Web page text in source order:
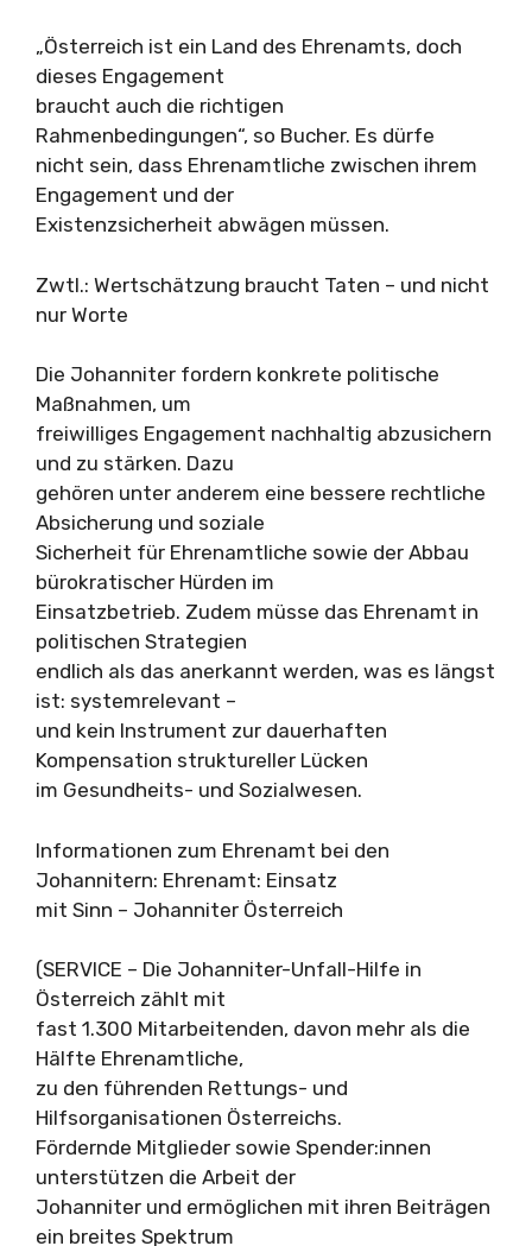
„Österreich ist ein Land des Ehrenamts, doch
dieses Engagement
braucht auch die richtigen
Rahmenbedingungen“, so Bucher. Es dürfe
nicht sein, dass Ehrenamtliche zwischen ihrem
Engagement und der
Existenzsicherheit abwägen müssen.
Zwtl.: Wertschätzung braucht Taten – und nicht
nur Worte
Die Johanniter fordern konkrete politische
Maßnahmen, um
freiwilliges Engagement nachhaltig abzusichern
und zu stärken. Dazu
gehören unter anderem eine bessere rechtliche
Absicherung und soziale
Sicherheit für Ehrenamtliche sowie der Abbau
bürokratischer Hürden im
Einsatzbetrieb. Zudem müsse das Ehrenamt in
politischen Strategien
endlich als das anerkannt werden, was es längst
ist: systemrelevant –
und kein Instrument zur dauerhaften
Kompensation struktureller Lücken
im Gesundheits- und Sozialwesen.
Informationen zum Ehrenamt bei den
Johannitern: Ehrenamt: Einsatz
mit Sinn – Johanniter Österreich
(SERVICE – Die Johanniter-Unfall-Hilfe in
Österreich zählt mit
fast 1.300 Mitarbeitenden, davon mehr als die
Hälfte Ehrenamtliche,
zu den führenden Rettungs- und
Hilfsorganisationen Österreichs.
Fördernde Mitglieder sowie Spender:innen
unterstützen die Arbeit der
Johanniter und ermöglichen mit ihren Beiträgen
ein breites Spektrum